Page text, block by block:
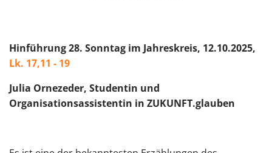
Hinführung 28. Sonntag im Jahreskreis, 12.10.2025,
Lk. 17,11 - 19
Julia Ornezeder, Studentin und
Organisationsassistentin in ZUKUNFT.glauben